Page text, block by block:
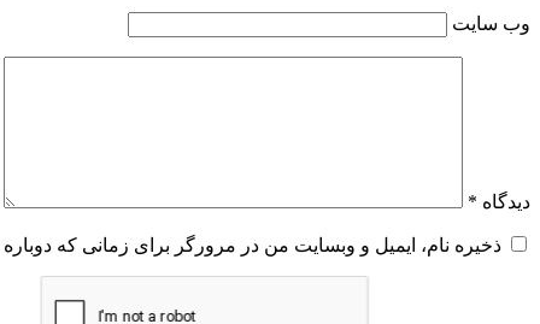
وب‌ سایت
دیدگاه *
ذخیره نام، ایمیل و وبسایت من در مرورگر برای زمانی که